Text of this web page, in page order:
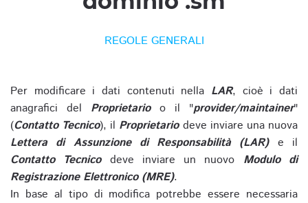
REGOLE GENERALI
Per modificare i dati contenuti nella LAR, cioè i dati
anagrafici del Proprietarioo il "provider/maintainer"
(Contatto Tecnico), il Proprietariodeve inviare una nuova
Lettera di Assunzione di Responsabilità (LAR)e il
Contatto Tecnicodeve inviare un nuovo Modulo di
Registrazione Elettronico (MRE).
In base al tipo di modifica potrebbe essere necessaria